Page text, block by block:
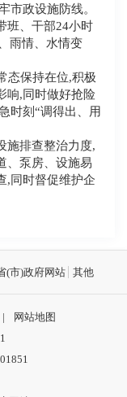
市政设施防线。
班、干部24小时
雨情、水情变
态保持在位,积极
响,同时做好抢险
时刻“调得出、用
施排查整治力度,
、泵房、设施易
,同时督促维护企
(市)政府网站 其他
|
网站地图